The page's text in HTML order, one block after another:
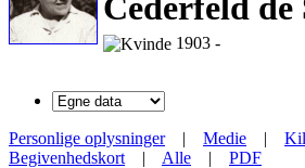
1903 -
Personlige oplysninger| Medie |
Begivenhedskort | Alle | PDF